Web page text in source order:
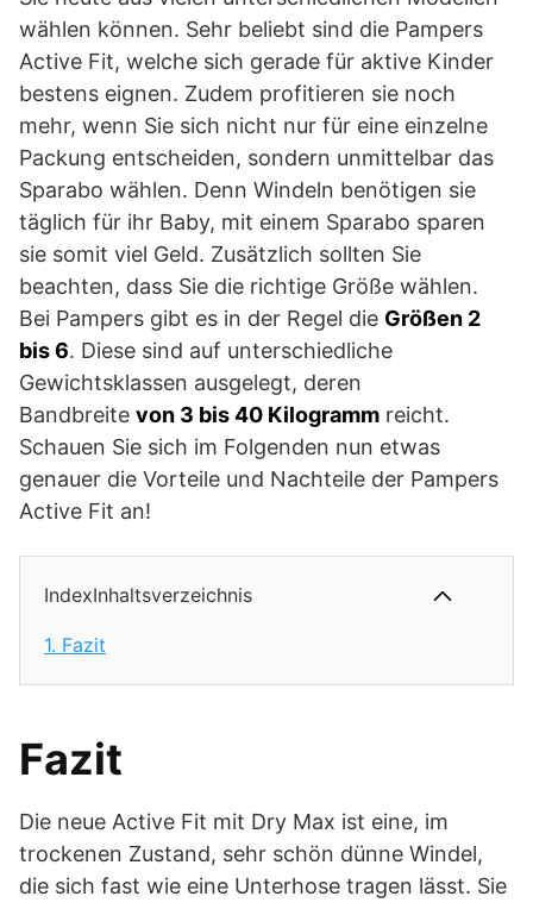
wählen können. Sehr beliebt sind die Pampers
Active Fit, welche sich gerade für aktive Kinder
bestens eignen. Zudem profitieren sie noch
mehr, wenn Sie sich nicht nur für eine einzelne
Packung entscheiden, sondern unmittelbar das
Sparabo wählen. Denn Windeln benötigen sie
täglich für ihr Baby, mit einem Sparabo sparen
sie somit viel Geld. Zusätzlich sollten Sie
beachten, dass Sie die richtige Größe wählen.
Bei Pampers gibt es in der Regel die Größen 2
bis 6. Diese sind auf unterschiedliche
Gewichtsklassen ausgelegt, deren
Bandbreite von 3 bis 40 Kilogramm reicht.
Schauen Sie sich im Folgenden nun etwas
genauer die Vorteile und Nachteile der Pampers
Active Fit an!
IndexInhaltsverzeichnis
1. Fazit
Fazit
Die neue Active Fit mit Dry Max ist eine, im
trockenen Zustand, sehr schön dünne Windel,
die sich fast wie eine Unterhose tragen lässt. Sie